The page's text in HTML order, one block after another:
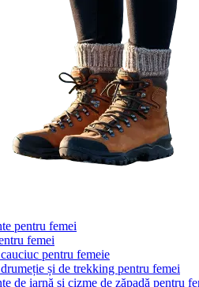
pentru femei
femei
pentru femeie
și de trekking pentru femei
de iarnă și cizme de zăpadă pentru